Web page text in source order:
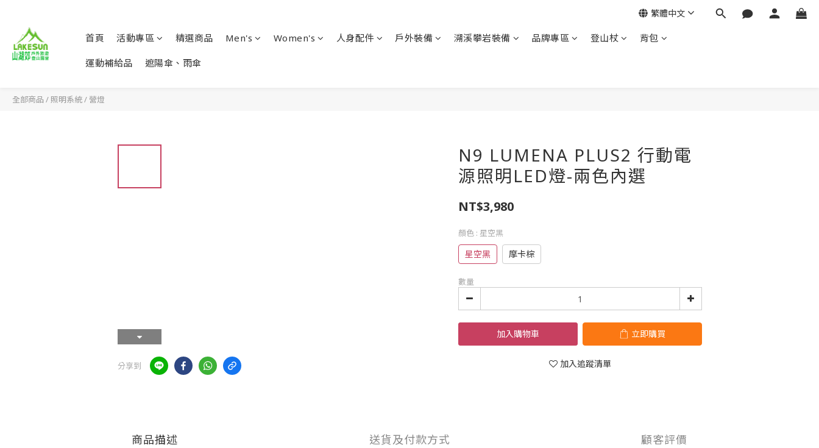
首頁 活動專區 精選商品 Men's Women's 人身配件 戶外裝備 溯溪攀岩裝備 品牌專區 登山杖 背包
運動補給品 遮陽傘、雨傘
繁體中文
全部商品 / 照明系統/ 營燈
分享到
N9 LUMENA PLUS2 行動電
源照明LED燈-兩色內選
NT$3,980
顏色 : 星空黑
星空黑 摩卡棕
數量
加入購物車 立即購買
加入追蹤清單
商品描述 送貨及付款方式 顧客評價